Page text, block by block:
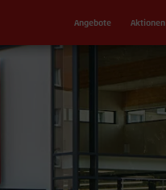
Angebote Aktionen